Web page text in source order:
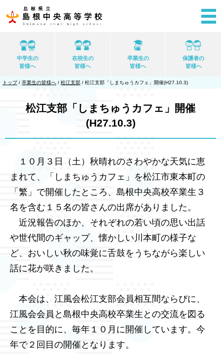
中学生の
皆様へ
在校生の
皆様へ
卒業生の
皆様へ
保護者の
皆様へ
現
トップ/ 卒業生の皆様へ / 松江支部 / 松江支部「しまちゅうカフェ」開催(H27.10.3)
松江支部「しまちゅうカフェ」開催
(H27.10.3)
１０月３日（土）秋晴れのさわやかな天気に恵
まれて、「しまちゅうカフェ」を松江市東本町の
「繁」で開催したところ、島根中央高校卒業生３
名を含む１５名の皆さんの出席がありました。
近況報告のほか、それぞれの若い頃の思い出話
や世代間のギャップ、懐かしい川本町の様子な
ど、おいしい秋の味覚に舌鼓をうちながら楽しい
話に花が咲きました。
本会は、江風会松江支部会員相互間ならびに、
江風会会員と島根中央高校卒業生との交流を図る
ことを目的に、毎年１０月に開催しています。今
年で２回目の開催となります。